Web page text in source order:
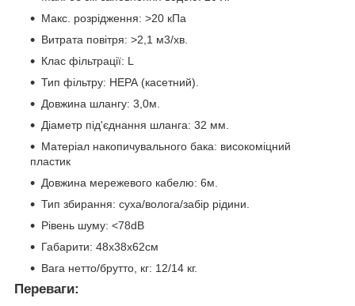
Макс. розрідження: >20 кПа
Витрата повітря: >2,1 м3/хв.
Клас фільтрації: L
Тип фільтру: НЕРА (касетний).
Довжина шлангу: 3,0м.
Діаметр під'єднання шланга: 32 мм.
Матеріал накопичувального бака: високоміцний
пластик
Довжина мережевого кабелю: 6м.
Тип збирання: суха/волога/забір рідини.
Рівень шуму: <78dB
Габарити: 48х38х62см
Вага нетто/брутто, кг: 12/14 кг.
Переваги: